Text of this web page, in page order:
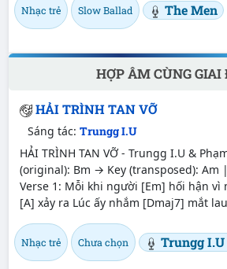
Nhạc trẻ Slow Ballad The Men
HỢP ÂM CÙNG
HẢI TRÌNH TAN VỠ
Sáng tác: Trungg I.U
HẢI TRÌNH TAN VỠ - Trungg I.U &
(original): Bm → Key (transposed): Am
Verse 1: Mỗi khi người [Em] hối hận vì
[A] xảy ra Lúc ấy nhắm [Dmaj7] mắt
Nhạc trẻ Chưa chọn Trungg I.U